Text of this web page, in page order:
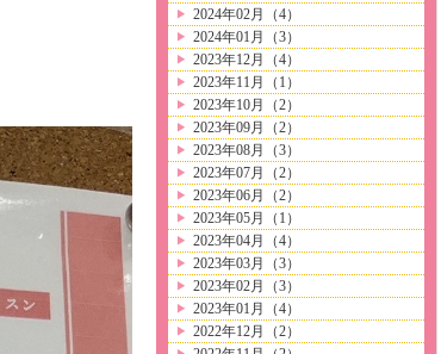
2024年02月（4）
2024年01月（3）
2023年12月（4）
2023年11月（1）
2023年10月（2）
2023年09月（2）
2023年08月（3）
2023年07月（2）
2023年06月（2）
2023年05月（1）
2023年04月（4）
2023年03月（3）
2023年02月（3）
2023年01月（4）
2022年12月（2）